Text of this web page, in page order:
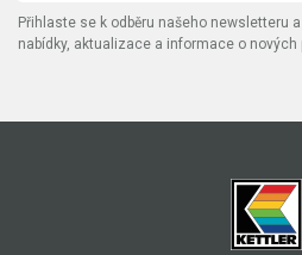
Přihlaste se k odběru našeho newsletteru
nabídky, aktualizace a informace o nových